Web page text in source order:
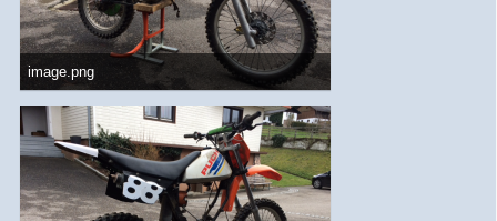
image.png
1,16 MB, 1.136×640, 839 mal angesehen